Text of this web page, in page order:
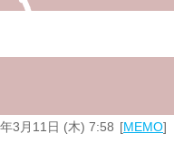
3月11日 (木) 7:58 MEMO